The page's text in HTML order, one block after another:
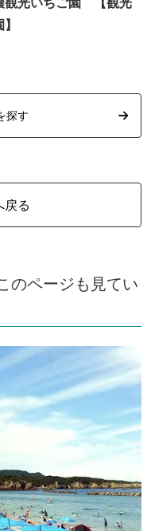
探す
戻る
のページも見てい